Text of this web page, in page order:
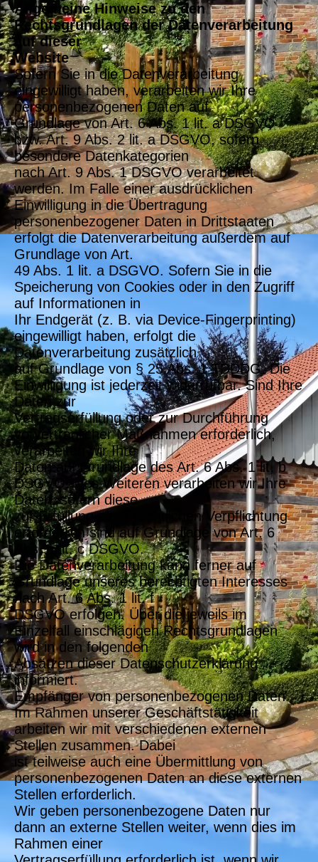
Allgemeine Hinweise zu den
Rechtsgrundlagen der Datenverarbeitung
auf dieser
Website
Sofern Sie in die Datenverarbeitung
eingewilligt haben, verarbeiten wir Ihre
personenbezogenen Daten auf
Grundlage von Art. 6 Abs. 1 lit. a DSGVO
bzw. Art. 9 Abs. 2 lit. a DSGVO, sofern
besondere Datenkategorien
nach Art. 9 Abs. 1 DSGVO verarbeitet
werden. Im Falle einer ausdrücklichen
Einwilligung in die Übertragung
personenbezogener Daten in Drittstaaten
erfolgt die Datenverarbeitung außerdem auf
Grundlage von Art.
49 Abs. 1 lit. a DSGVO. Sofern Sie in die
Speicherung von Cookies oder in den Zugriff
auf Informationen in
Ihr Endgerät (z. B. via Device-Fingerprinting)
eingewilligt haben, erfolgt die
Datenverarbeitung zusätzlich
auf Grundlage von § 25 Abs. 1 TDDDG. Die
Einwilligung ist jederzeit widerrufbar. Sind Ihre
Daten zur
Vertragserfüllung oder zur Durchführung
vorvertraglicher Maßnahmen erforderlich,
verarbeiten wir Ihre
Daten auf Grundlage des Art. 6 Abs. 1 lit. b
DSGVO. Des Weiteren verarbeiten wir Ihre
Daten, sofern diese
zur Erfüllung einer rechtlichen Verpflichtung
erforderlich sind auf Grundlage von Art. 6
Abs. 1 lit. c DSGVO.
Die Datenverarbeitung kann ferner auf
Grundlage unseres berechtigten Interesses
nach Art. 6 Abs. 1 lit. f
DSGVO erfolgen. Über die jeweils im
Einzelfall einschlägigen Rechtsgrundlagen
wird in den folgenden
Absätzen dieser Datenschutzerklärung
informiert.
Empfänger von personenbezogenen Daten
Im Rahmen unserer Geschäftstätigkeit
arbeiten wir mit verschiedenen externen
Stellen zusammen. Dabei
ist teilweise auch eine Übermittlung von
personenbezogenen Daten an diese externen
Stellen erforderlich.
Wir geben personenbezogene Daten nur
dann an externe Stellen weiter, wenn dies im
Rahmen einer